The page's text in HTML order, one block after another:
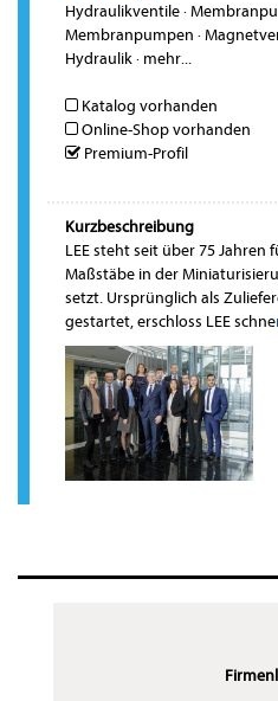
Hydraulikventile·
Membranpumpen ·
Hydraulik· mehr...
Katalog vorhanden
Online-Shop vorhanden
Premium-Profil
Kurzbeschreibung
LEE steht seit über 75 Jahren
Maßstäbe in der
setzt. Ursprünglich als
gestartet, erschloss LEE schne